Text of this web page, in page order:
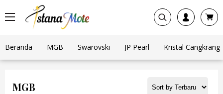
Beranda MGB Swarovski JP Pearl Kristal Cangkrang
MGB